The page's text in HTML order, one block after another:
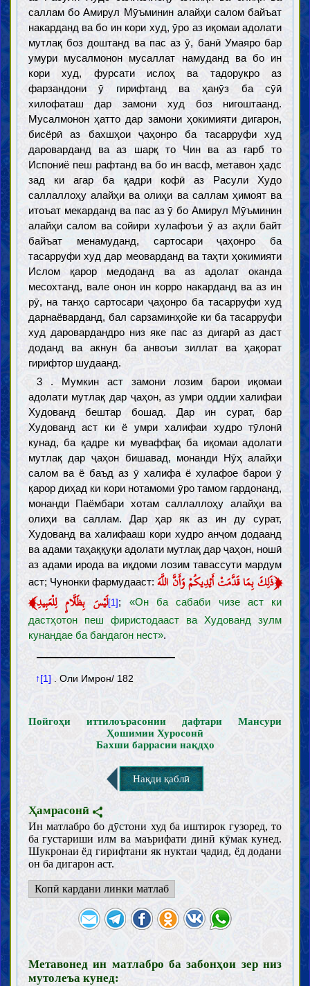
саллам бо Амирул Мӯъминин алайҳи салом байъат
накарданд ва бо ин кори худ, ӯро аз иқомаи адолати
мутлақ боз доштанд ва пас аз ӯ, банӣ Умаяро бар
умури мусалмонон мусаллат намуданд ва бо ин
кори худ, фурсати ислоҳ ва тадорукро аз
фарзандони ӯ гирифтанд ва ҳанӯз ба сӯӣ
хилофаташ дар замони худ боз нигоштаанд.
Мусалмонон ҳатто дар замони ҳокимияти дигарон,
бисёрӣ аз бахшҳои ҷаҳонро ба тасарруфи худ
дароварданд ва аз шарқ то Чин ва аз ғарб то
Испониё пеш рафтанд ва бо ин васф, метавон ҳадс
зад ки агар ба қадри кофӣ аз Расули Худо
саллаллоҳу алайҳи ва олиҳи ва саллам ҳимоят ва
итоъат мекарданд ва пас аз ӯ бо Амирул Мӯъминин
алайҳи салом ва сойири хулафоъи ӯ аз аҳли байт
байъат менамуданд, сартосари ҷаҳонро ба
тасарруфи худ дар меоварданд ва таҳти ҳокимияти
Ислом қарор медоданд ва аз адолат оканда
месохтанд, вале онон ин корро накарданд ва аз ин
рӯ, на танҳо сартосари ҷаҳонро ба тасарруфи худ
дарнаёварданд, бал сарзаминҳойе ки ба тасарруфи
худ даровардандро низ яке пас аз дигарӣ аз даст
доданд ва акнун ба анвоъи зиллат ва ҳақорат
гирифтор шудаанд.
3 . Мумкин аст замони лозим барои иқомаи
адолати мутлақ дар ҷаҳон, аз умри оддии халифаи
Худованд бештар бошад. Дар ин сурат, бар
Худованд аст ки ё умри халифаи худро тӯлонӣ
кунад, ба қадре ки муваффақ ба иқомаи адолати
мутлақ дар ҷаҳон бишавад, монанди Нӯҳ алайҳи
салом ва ё баъд аз ӯ халифа ё хулафое барои ӯ
қарор диҳад ки кори нотамоми ӯро тамом гардонанд,
монанди Паёмбари хотам саллаллоҳу алайҳи ва
олиҳи ва саллам. Дар ҳар як аз ин ду сурат,
Худованд ва халифааш кори худро анҷом додаанд
ва адами таҳаққуқи адолати мутлақ дар ҷаҳон, ношӣ
аз адами ирода ва иқдоми лозим тавассути мардум
аст; Чунонки фармудааст:
﴿ذَلِكَ بِمَا قَدَّمَتْ أَيْدِيكُمْ وَأَنَّ اللَّهَ
لَيْسَ بِظَلَّامٍ لِلْعَبِيدِ﴾ [1] ; «Он ба сабаби чизе аст ки
дастҳотон пеш фиристодааст ва Худованд зулм
кунандае ба бандагон нест».
↑[1] . Оли Имрон/ 182
Пойгоҳи иттилоърасонии дафтари Мансури
Ҳошимии Хуросонӣ
Бахши баррасии нақдҳо
Нақди қаблӣ
Ҳамрасонӣ
Ин матлабро бо дӯстони худ ба иштирок гузоред, то
ба густариши илм ва маърифати динӣ кӯмак кунед.
Шукронаи ёд гирифтани як нуктаи ҷадид, ёд додани
он ба дигарон аст.
Копӣ кардани линки матлаб
Метавонед ин матлабро ба забонҳои зер низ
мутолеъа кунед: